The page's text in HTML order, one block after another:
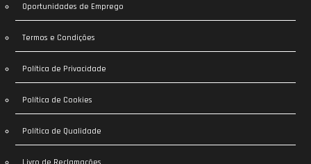
Oportunidades de Emprego
Termos e Condições
Política de Privacidade
Política de Cookies
Política de Qualidade